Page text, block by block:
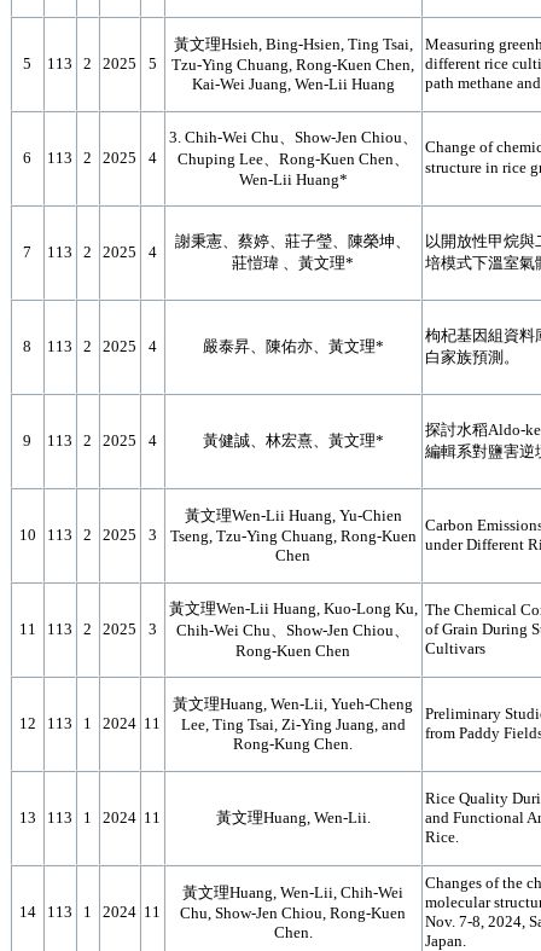
5 113 2 2025 5
黃文理Hsieh, Bing-Hsien, Ting Tsai,
Tzu-Ying Chuang, Rong-Kuen Chen,
Kai-Wei Juang, Wen-Lii Huang
Measuring
different rice
path methane
6 113 2 2025 4
3. Chih-Wei Chu、Show-Jen Chiou、
Chuping Lee、Rong-Kuen Chen、
Wen-Lii Huang*
Change of
structure in rice
7 113 2 2025 4
謝秉憲、蔡婷、莊子瑩、陳榮坤、
莊愷瑋 、黃文理*
以開放性甲烷
培模式下溫室氣
8 113 2 2025 4 嚴泰昇、陳佑亦、黃文理*
枸杞基因組資料
白家族預測。
9 113 2 2025 4 黃健誠、林宏熹、黃文理*
探討水稻Aldo-
編輯系對鹽害逆
10 113 2 2025 3
黃文理Wen-Lii Huang, Yu-Chien
Tseng, Tzu-Ying Chuang, Rong-Kuen
Chen
Carbon
under Different
11 113 2 2025 3
黃文理Wen-Lii Huang, Kuo-Long Ku,
Chih-Wei Chu、Show-Jen Chiou、
Rong-Kuen Chen
The Chemical
of Grain During
Cultivars
12 113 1 2024 11
黃文理Huang, Wen-Lii, Yueh-Cheng
Lee, Ting Tsai, Zi-Ying Juang, and
Rong-Kung Chen.
Preliminary
from Paddy
13 113 1 2024 11 黃文理Huang, Wen-Lii.
Rice Quality
and Functional
Rice.
14 113 1 2024 11
黃文理Huang, Wen-Lii, Chih-Wei
Chu, Show-Jen Chiou, Rong-Kuen
Chen.
Changes of the
molecular
Nov. 7-8, 2024,
Japan.